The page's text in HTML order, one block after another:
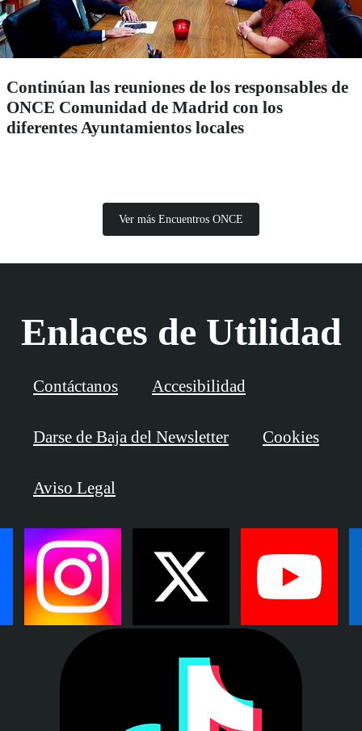
Continúan las reuniones de los responsables de
ONCE Comunidad de Madrid con los
diferentes Ayuntamientos locales
Ver más Encuentros ONCE
Enlaces de Utilidad
Contáctanos Accesibilidad
Darse de Baja del Newsletter Cookies
Aviso Legal